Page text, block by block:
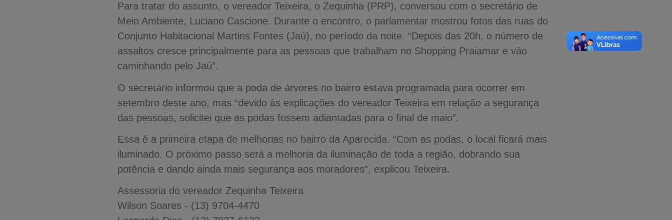
Para tratar do assunto, o vereador Teixeira, o Zequinha (PRP), conversou com o secretário de
Meio Ambiente, Luciano Cascione. Durante o encontro, o parlamentar mostrou fotos das ruas do
Conjunto Habitacional Martins Fontes (Jaú), no período da noite. “Depois das 20h, o número de
assaltos cresce principalmente para as pessoas que trabalham no Shopping Praiamar e vão
caminhando pelo Jaú”.
O secretário informou que a poda de árvores no bairro estava programada para ocorrer em
setembro deste ano, mas “devido às explicações do vereador Teixeira em relação a segurança
das pessoas, solicitei que as podas fossem adiantadas para o final de maio”.
Essa é a primeira etapa de melhorias no bairro da Aparecida. “Com as podas, o local ficará mais
iluminado. O próximo passo será a melhoria da iluminação de toda a região, dobrando sua
potência e dando ainda mais segurança aos moradores”, explicou Teixeira.
Assessoria do vereador Zequinha Teixeira
Wilson Soares - (13) 9704-4470